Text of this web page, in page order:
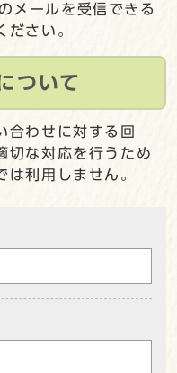
ールを受信できる
ださい。
ついて
合わせに対する回
切な対応を行うため
は利用しません。